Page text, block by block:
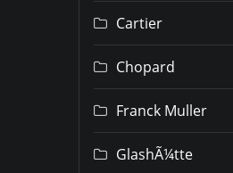
Cartier
Chopard
Franck Muller
GlashÃ¼tte